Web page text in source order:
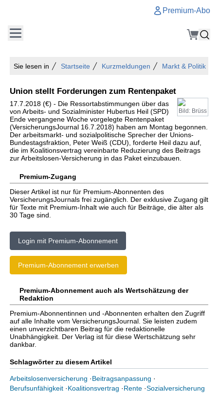
Premium-Abo
Sie lesen in Startseite Kurzmeldungen Markt & Politik
Union stellt Forderungen zum Rentenpaket
Bild: Brüss
17.7.2018 (€) - Die Ressortabstimmungen über das
von Arbeits- und Sozialminister Hubertus Heil (SPD)
Ende vergangene Woche vorgelegte Rentenpaket
(VersicherungsJournal 16.7.2018) haben am Montag begonnen.
Der arbeitsmarkt- und sozialpolitische Sprecher der Unions-
Bundestagsfraktion, Peter Weiß (CDU), forderte Heil dazu auf,
die im Koalitionsvertrag vereinbarte Reduzierung des Beitrags
zur Arbeitslosen-Versicherung in das Paket einzubauen.
Premium-Zugang
Dieser Artikel ist nur für Premium-Abonnenten des
VersicherungsJournals frei zugänglich. Der exklusive Zugang gilt
für Texte mit Premium-Inhalt wie auch für Beiträge, die älter als
30 Tage sind.
Login mit Premium-Abonnement
Premium-Abonnement erwerben
Premium-Abonnement auch als Wertschätzung der
Redaktion
Premium-Abonnentinnen und -Abonnenten erhalten den Zugriff
auf alle Inhalte vom VersicherungsJournal. Sie leisten zudem
einen unverzichtbaren Beitrag für die redaktionelle
Unabhängigkeit. Der Verlag ist für diese Wertschätzung sehr
dankbar.
Schlagwörter zu diesem Artikel
Arbeitslosenversicherung ·Beitragsanpassung ·
Berufsunfähigkeit ·Koalitionsvertrag ·Rente ·Sozialversicherung